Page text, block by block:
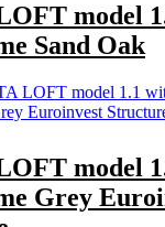
model
Sand Oak
model
Grey